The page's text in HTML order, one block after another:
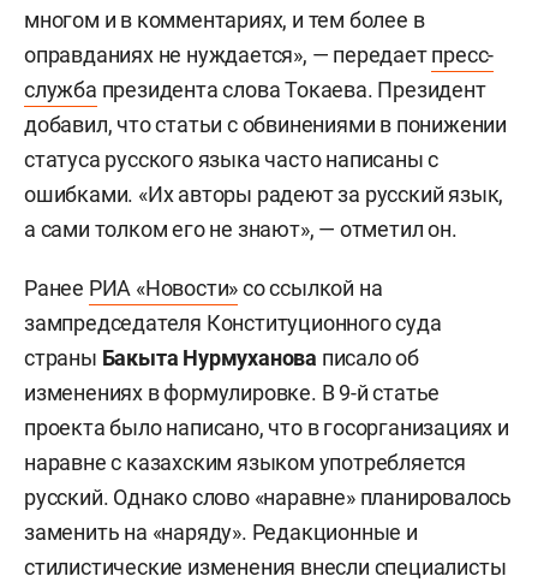
многом и в комментариях, и тем более в
оправданиях не нуждается», — передаетпресс-
служба президента слова Токаева. Президент
добавил, что статьи с обвинениями в понижении
статуса русского языка часто написаны с
ошибками. «Их авторы радеют за русский язык,
а сами толком его не знают», — отметил он.
Ранее РИА «Новости»со ссылкой на
зампредседателя Конституционного суда
страны Бакыта Нурмуханова писало об
изменениях в формулировке. В 9-й статье
проекта было написано, что в госорганизациях и
наравне с казахским языком употребляется
русский. Однако слово «наравне» планировалось
заменить на «наряду». Редакционные и
стилистические изменения внесли специалисты